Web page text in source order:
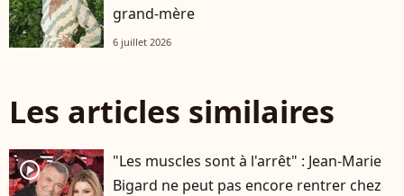
grand-mère
6 juillet 2026
Les articles similaires
player2
"Les muscles sont à l'arrêt" : Jean-Marie
Bigard ne peut pas encore rentrer chez